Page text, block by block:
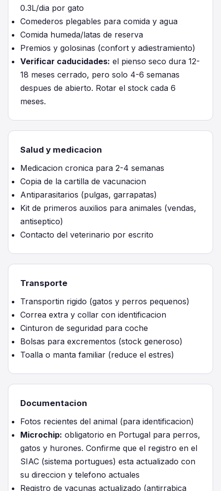
0.3L/dia por gato
Comederos plegables para comida y agua
Comida humeda/latas de reserva
Premios y golosinas (confort y adiestramiento)
Verificar caducidades: el pienso seco dura 12-
18 meses cerrado, pero solo 4-6 semanas
despues de abierto. Rotar el stock cada 6
meses.
Salud y medicacion
Medicacion cronica para 2-4 semanas
Copia de la cartilla de vacunacion
Antiparasitarios (pulgas, garrapatas)
Kit de primeros auxilios para animales (vendas,
antiseptico)
Contacto del veterinario por escrito
Transporte
Transportin rigido (gatos y perros pequenos)
Correa extra y collar con identificacion
Cinturon de seguridad para coche
Bolsas para excrementos (stock generoso)
Toalla o manta familiar (reduce el estres)
Documentacion
Fotos recientes del animal (para identificacion)
Microchip: obligatorio en Portugal para perros,
gatos y hurones. Confirme que el registro en el
SIAC (sistema portugues) esta actualizado con
su direccion y telefono actuales
Registro de vacunas actualizado (antirrabica